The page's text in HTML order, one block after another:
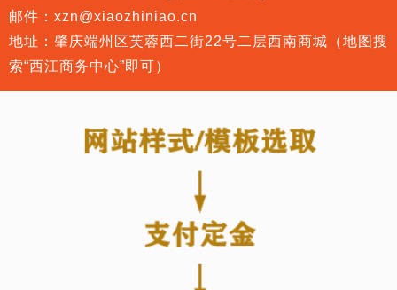
邮件：xzn@xiaozhiniao.cn
地址：肇庆端州区芙蓉西二街22号二层西南商城（地图搜
索“西江商务中心”即可）